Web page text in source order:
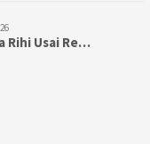
Rihi Usai Re…